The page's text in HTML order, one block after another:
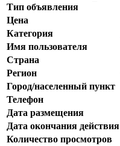
Тип объявления
Цена
Категория
Имя пользователя
Страна
Регион
Город/населенный пункт
Телефон
Дата размещения
Дата окончания действия
Количество просмотров